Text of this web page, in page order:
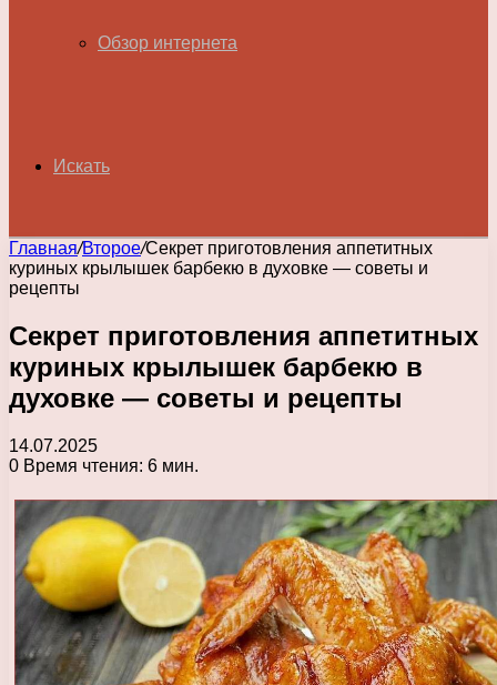
Обзор интернета
Искать
Главная/Второе/Секрет приготовления аппетитных
куриных крылышек барбекю в духовке — советы и
рецепты
Секрет приготовления аппетитных
куриных крылышек барбекю в
духовке — советы и рецепты
14.07.2025
0 Время чтения: 6 мин.